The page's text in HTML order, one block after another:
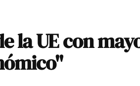
la UE con